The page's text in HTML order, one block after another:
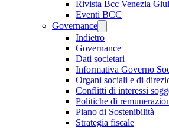
Rivista Bcc Venezia
Eventi BCC
Governance
Indietro
Governance
Dati societari
Informativa Governo
Organi sociali e di
Conflitti di interessi
Politiche di
Piano di Sostenibilità
Strategia fiscale